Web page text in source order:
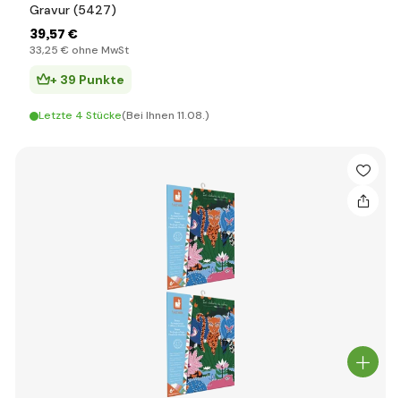
Gravur (5427)
39,57 €
33,25 € ohne MwSt
+ 39 Punkte
Letzte 4 Stücke(Bei Ihnen 11.08.)